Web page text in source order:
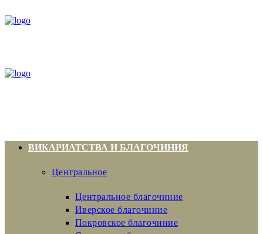
ВИКАРИАТСТВА И БЛАГОЧИНИЯ
Центральное
Центральное благочиние
Иверское благочиние
Покровское благочиние